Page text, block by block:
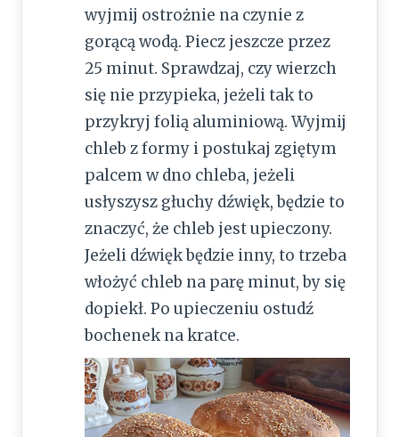
wyjmij ostrożnie na czynie z
gorącą wodą. Piecz jeszcze przez
25 minut. Sprawdzaj, czy wierzch
się nie przypieka, jeżeli tak to
przykryj folią aluminiową. Wyjmij
chleb z formy i postukaj zgiętym
palcem w dno chleba, jeżeli
usłyszysz głuchy dźwięk, będzie to
znaczyć, że chleb jest upieczony.
Jeżeli dźwięk będzie inny, to trzeba
włożyć chleb na parę minut, by się
dopiekł. Po upieczeniu ostudź
bochenek na kratce.